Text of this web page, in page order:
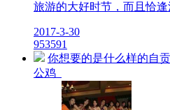
旅游的大好时节，而且恰
2017-3-30
953591
你想要的是什么样的自
公鸡